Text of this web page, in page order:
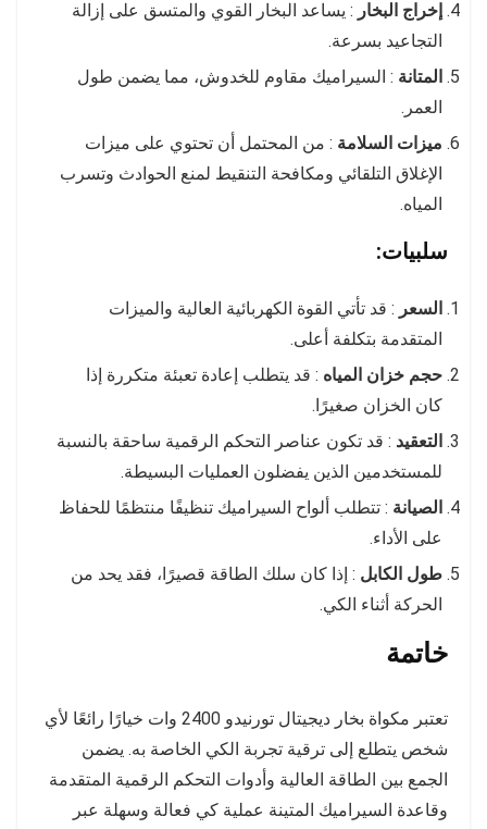
إخراج البخار : يساعد البخار القوي والمتسق على إزالة
التجاعيد بسرعة.
المتانة : السيراميك مقاوم للخدوش، مما يضمن طول
العمر.
ميزات السلامة : من المحتمل أن تحتوي على ميزات
الإغلاق التلقائي ومكافحة التنقيط لمنع الحوادث وتسرب
المياه.
سلبيات:
السعر : قد تأتي القوة الكهربائية العالية والميزات
المتقدمة بتكلفة أعلى.
حجم خزان المياه : قد يتطلب إعادة تعبئة متكررة إذا
كان الخزان صغيرًا.
التعقيد : قد تكون عناصر التحكم الرقمية ساحقة بالنسبة
للمستخدمين الذين يفضلون العمليات البسيطة.
الصيانة : تتطلب ألواح السيراميك تنظيفًا منتظمًا للحفاظ
على الأداء.
طول الكابل : إذا كان سلك الطاقة قصيرًا، فقد يحد من
الحركة أثناء الكي.
خاتمة
تعتبر مكواة بخار ديجيتال تورنيدو 2400 وات خيارًا رائعًا لأي
شخص يتطلع إلى ترقية تجربة الكي الخاصة به. يضمن
الجمع بين الطاقة العالية وأدوات التحكم الرقمية المتقدمة
وقاعدة السيراميك المتينة عملية كي فعالة وسهلة عبر